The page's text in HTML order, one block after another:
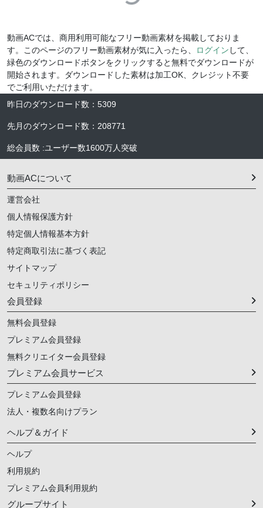
動画ACでは、商用利用可能なフリー動画素材を掲載しておりま
す。このページのフリー動画素材が気に入ったら、
ログイン して、
緑色のダウンロードボタンをクリックすると無料でダウンロードが
開始されます。ダウンロードした素材は加工OK、クレジット不要
でご利用いただけます。
昨日のダウンロード数 ： 5309
先月のダウンロード数 ： 208771
総会員数 :ユーザー数1600万人 突破
動画ACについて
運営会社
個人情報保護方針
特定個人情報基本方針
特定商取引法に基づく表記
サイトマップ
セキュリティポリシー
会員登録
無料会員登録
プレミアム会員登録
無料クリエイター会員登録
プレミアム会員サービス
プレミアム会員登録
法人・複数名向けプラン
ヘルプ＆ガイド
ヘルプ
利用規約
プレミアム会員利用規約
グループサイト